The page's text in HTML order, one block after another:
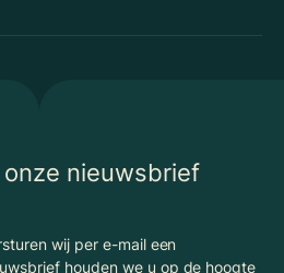
nieuwsbrief
wij per e-mail een
houden we u op de hoogte